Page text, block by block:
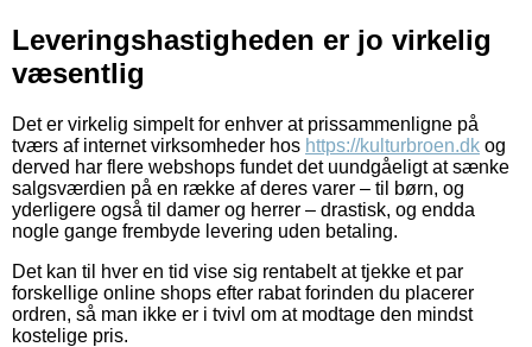
Leveringshastigheden er jo virkelig
væsentlig
Det er virkelig simpelt for enhver at prissammenligne på
tværs af internet virksomheder hos https://kulturbroen.dk og
derved har flere webshops fundet det uundgåeligt at sænke
salgsværdien på en række af deres varer – til børn, og
yderligere også til damer og herrer – drastisk, og endda
nogle gange frembyde levering uden betaling.
Det kan til hver en tid vise sig rentabelt at tjekke et par
forskellige online shops efter rabat forinden du placerer
ordren, så man ikke er i tvivl om at modtage den mindst
kostelige pris.